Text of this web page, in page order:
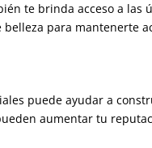
te brinda acceso a
para mantenerte
puede ayudar a
aumentar tu